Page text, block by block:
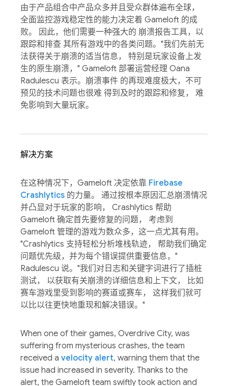
由于产品组合中产品众多并且受众群体遍布全球，
全面监控游戏稳定性的能力决定着 Gameloft 的成
败。 因此，他们需要一种强大的 崩溃报告工具，以
跟踪和排查 其所有游戏中的各类问题。"我们先前无
法获得关于崩溃的适当信息， 特别是玩家设备上发
生的原生崩溃，" Gameloft 部署运营经理 Oana
Radulescu 表示。崩溃事件 的再现难度极大，不可
预见的技术问题也很难 得到及时的跟踪和修复， 难
免影响到大量玩家。
解决方案
在这种情况下，Gameloft 决定依靠 Firebase
Crashlytics 的力量。 通过按根本原因汇总崩溃情况
并凸显对于玩家的影响， Crashlytics 帮助
Gameloft 确定首先要修复的问题， 考虑到
Gameloft 管理的游戏为数众多，这一点尤其有用。
"Crashlytics 支持轻松分析堆栈轨迹， 帮助我们确定
问题优先级，并为每个错误提供重要信息，"
Radulescu 说。"我们对日志和关键字词进行了插桩
测试， 以获取有关崩溃的详细信息和上下文， 比如
赛车游戏里受到影响的赛道或赛车， 这样我们就可
以比以往更快地重现和解决错误。"
When one of their games, Overdrive City, was
suffering from mysterious crashes, the team
received a velocity alert, warning them that the
issue had increased in severity. Thanks to the
alert, the Gameloft team swiftly took action and